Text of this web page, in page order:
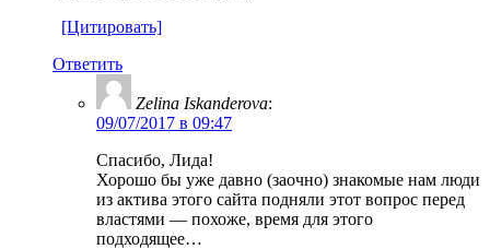
[Цитировать]
Ответить
Zelina Iskanderova:
09/07/2017 в 09:47
Спасибо, Лида!
Хорошо бы уже давно (заочно) знакомые нам люди
из актива этого сайта подняли этот вопрос перед
властями — похоже, время для этого
подходящее…